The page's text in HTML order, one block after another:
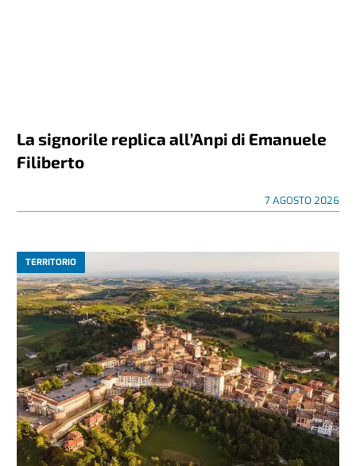
La signorile replica all’Anpi di Emanuele
Filiberto
7 AGOSTO 2026
TERRITORIO